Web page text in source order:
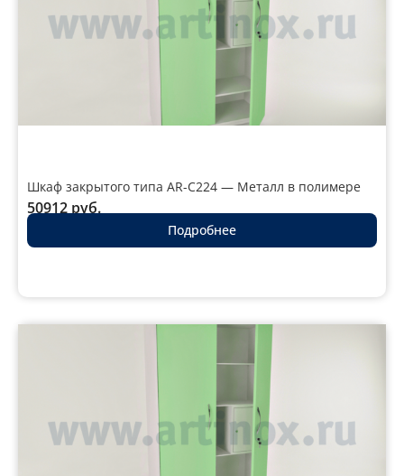
Шкаф закрытого типа AR-C224 — Металл в полимере
50912 руб.
Подробнее